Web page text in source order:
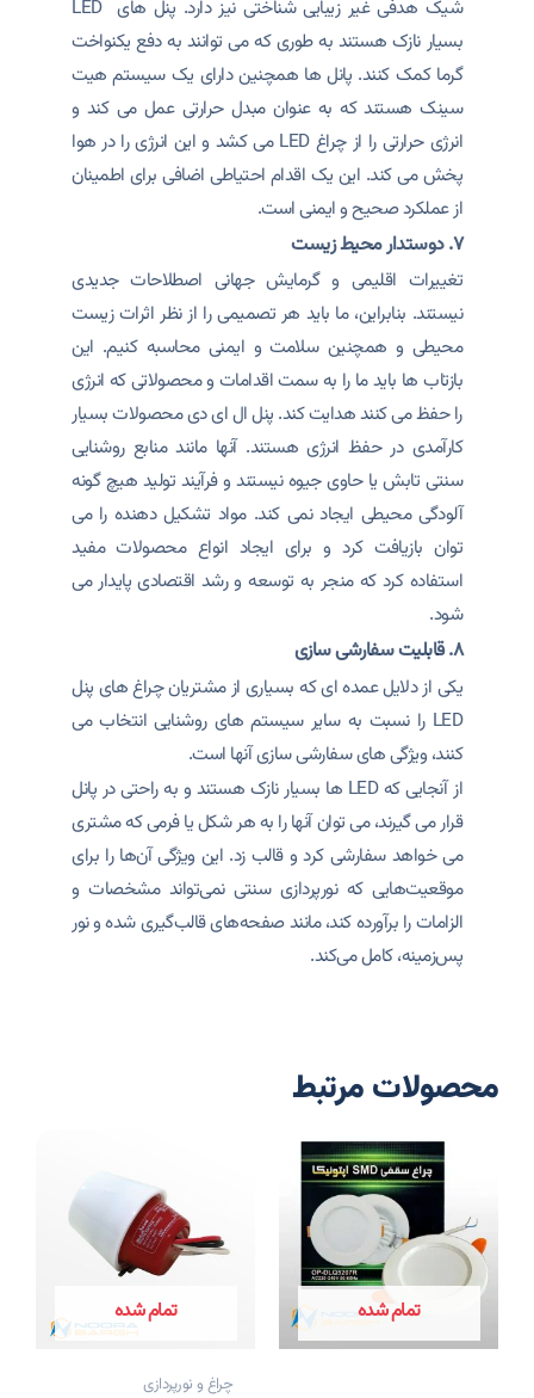
شیک هدفی غیر زیبایی شناختی نیز دارد. پنل های LED
بسیار نازک هستند به طوری که می توانند به دفع یکنواخت
گرما کمک کنند. پانل ها همچنین دارای یک سیستم هیت
سینک هستند که به عنوان مبدل حرارتی عمل می کند و
انرژی حرارتی را از چراغ LED می کشد و این انرژی را در هوا
پخش می کند. این یک اقدام احتیاطی اضافی برای اطمینان
از عملکرد صحیح و ایمنی است.
۷. دوستدار محیط زیست
تغییرات اقلیمی و گرمایش جهانی اصطلاحات جدیدی
نیستند. بنابراین، ما باید هر تصمیمی را از نظر اثرات زیست
محیطی و همچنین سلامت و ایمنی محاسبه کنیم. این
بازتاب ها باید ما را به سمت اقدامات و محصولاتی که انرژی
را حفظ می کنند هدایت کند. پنل ال ای دی محصولات بسیار
کارآمدی در حفظ انرژی هستند. آنها مانند منابع روشنایی
سنتی تابش یا حاوی جیوه نیستند و فرآیند تولید هیچ گونه
آلودگی محیطی ایجاد نمی کند. مواد تشکیل دهنده را می
توان بازیافت کرد و برای ایجاد انواع محصولات مفید
استفاده کرد که منجر به توسعه و رشد اقتصادی پایدار می
شود.
۸. قابلیت سفارشی سازی
یکی از دلایل عمده ای که بسیاری از مشتریان چراغ های پنل
LED را نسبت به سایر سیستم های روشنایی انتخاب می
کنند، ویژگی های سفارشی سازی آنها است.
از آنجایی که LED ها بسیار نازک هستند و به راحتی در پانل
قرار می گیرند، می توان آنها را به هر شکل یا فرمی که مشتری
می خواهد سفارشی کرد و قالب زد. این ویژگی آن‌ها را برای
موقعیت‌هایی که نورپردازی سنتی نمی‌تواند مشخصات و
الزامات را برآورده کند، مانند صفحه‌های قالب‌گیری شده و نور
پس‌زمینه، کامل می‌کند.
محصولات مرتبط
تمام شده تمام شده
چراغ و نورپردازی